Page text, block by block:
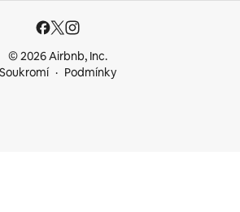
© 2026 Airbnb, Inc.
Soukromí
Podmínky